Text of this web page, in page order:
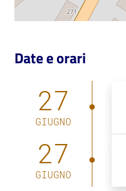
Date e orari
27
GIUGNO
27
GIUGNO